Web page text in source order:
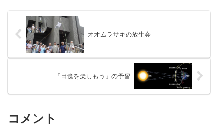
オオムラサキの放生会
「日食を楽しもう」の予習
コメント